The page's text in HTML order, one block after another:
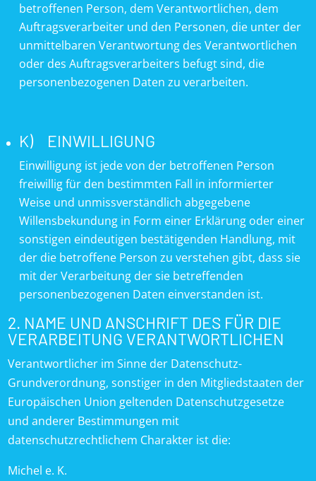
betroffenen Person, dem Verantwortlichen, dem
Auftragsverarbeiter und den Personen, die unter der
unmittelbaren Verantwortung des Verantwortlichen
oder des Auftragsverarbeiters befugt sind, die
personenbezogenen Daten zu verarbeiten.
K) EINWILLIGUNG
Einwilligung ist jede von der betroffenen Person
freiwillig für den bestimmten Fall in informierter
Weise und unmissverständlich abgegebene
Willensbekundung in Form einer Erklärung oder einer
sonstigen eindeutigen bestätigenden Handlung, mit
der die betroffene Person zu verstehen gibt, dass sie
mit der Verarbeitung der sie betreffenden
personenbezogenen Daten einverstanden ist.
2. NAME UND ANSCHRIFT DES FÜR DIE
VERARBEITUNG VERANTWORTLICHEN
Verantwortlicher im Sinne der Datenschutz-
Grundverordnung, sonstiger in den Mitgliedstaaten der
Europäischen Union geltenden Datenschutzgesetze
und anderer Bestimmungen mit
datenschutzrechtlichem Charakter ist die:
Michel e. K.